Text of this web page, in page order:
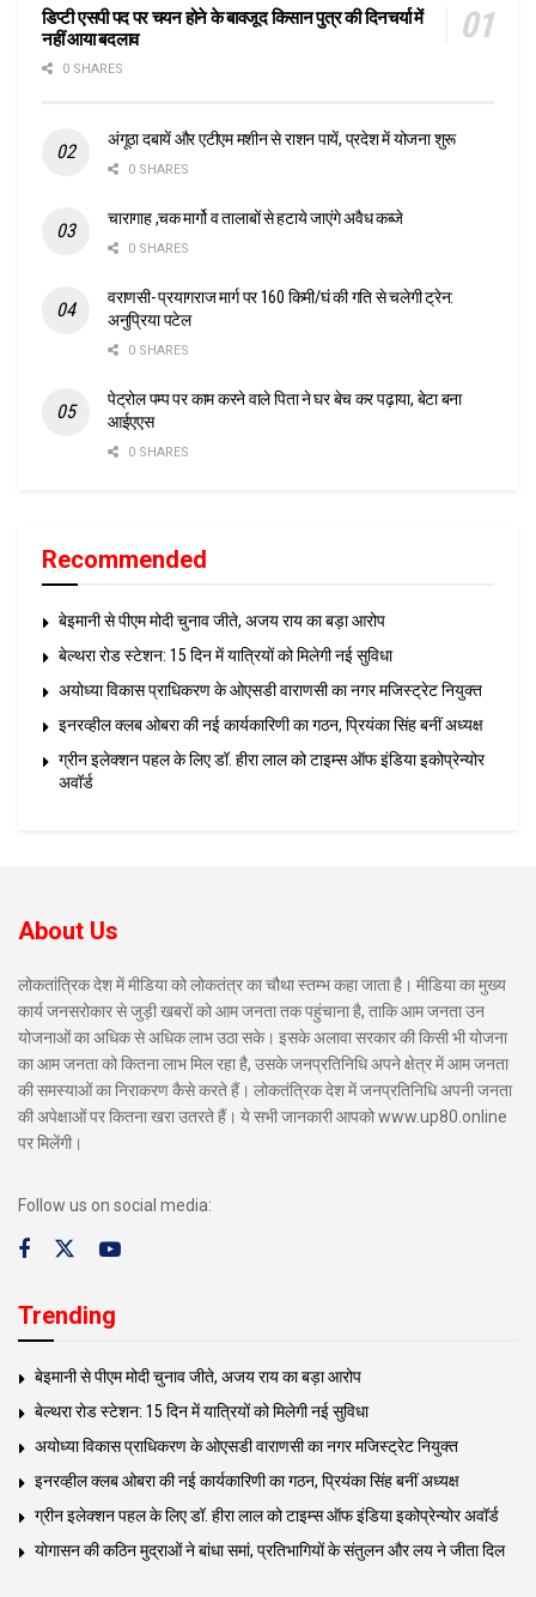
डिप्टी एसपी पद पर चयन होने के बावजूद किसान पुत्र की दिनचर्या में
नहीं आया बदलाव
0 SHARES
अंगूठा दबायें और एटीएम मशीन से राशन पायें, प्रदेश में योजना शुरू
0 SHARES
चारागाह ,चक मार्गो व तालाबों से हटाये जाएंगे अवैध कब्जे
0 SHARES
वराणसी- प्रयागराज मार्ग पर 160 किमी/घं की गति से चलेगी ट्रेन:
अनुप्रिया पटेल
0 SHARES
पेट्रोल पम्प पर काम करने वाले पिता ने घर बेच कर पढ़ाया, बेटा बना
आईएएस
0 SHARES
Recommended
बेइमानी से पीएम मोदी चुनाव जीते, अजय राय का बड़ा आरोप
बेल्थरा रोड स्टेशन: 15 दिन में यात्रियों को मिलेगी नई सुविधा
अयोध्या विकास प्राधिकरण के ओएसडी वाराणसी का नगर मजिस्ट्रेट नियुक्त
इनरव्हील क्लब ओबरा की नई कार्यकारिणी का गठन, प्रियंका सिंह बनीं अध्यक्ष
ग्रीन इलेक्शन पहल के लिए डॉ. हीरा लाल को टाइम्स ऑफ इंडिया इकोप्रेन्योर
अवॉर्ड
About Us
लोकतांत्रिक देश में मीडिया को लोकतंत्र का चौथा स्तम्भ कहा जाता है। मीडिया का मुख्य
कार्य जनसरोकार से जुड़ी खबरों को आम जनता तक पहुंचाना है, ताकि आम जनता उन
योजनाओं का अधिक से अधिक लाभ उठा सके। इसके अलावा सरकार की किसी भी योजना
का आम जनता को कितना लाभ मिल रहा है, उसके जनप्रतिनिधि अपने क्षेत्र में आम जनता
की समस्याओं का निराकरण कैसे करते हैं। लोकतंत्रिक देश में जनप्रतिनिधि अपनी जनता
की अपेक्षाओं पर कितना खरा उतरते हैं। ये सभी जानकारी आपको www.up80.online
पर मिलेंगी।
Follow us on social media:
Trending
बेइमानी से पीएम मोदी चुनाव जीते, अजय राय का बड़ा आरोप
बेल्थरा रोड स्टेशन: 15 दिन में यात्रियों को मिलेगी नई सुविधा
अयोध्या विकास प्राधिकरण के ओएसडी वाराणसी का नगर मजिस्ट्रेट नियुक्त
इनरव्हील क्लब ओबरा की नई कार्यकारिणी का गठन, प्रियंका सिंह बनीं अध्यक्ष
ग्रीन इलेक्शन पहल के लिए डॉ. हीरा लाल को टाइम्स ऑफ इंडिया इकोप्रेन्योर अवॉर्ड
योगासन की कठिन मुद्राओं ने बांधा समां, प्रतिभागियों के संतुलन और लय ने जीता दिल